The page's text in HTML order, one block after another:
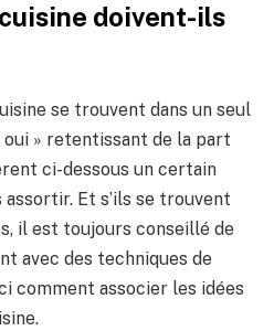
doivent-ils
se trouvent dans un seul
oui » retentissant de la part
ci-dessous un certain
Et s’ils se trouvent
il est toujours conseillé de
avec des techniques de
comment associer les idées